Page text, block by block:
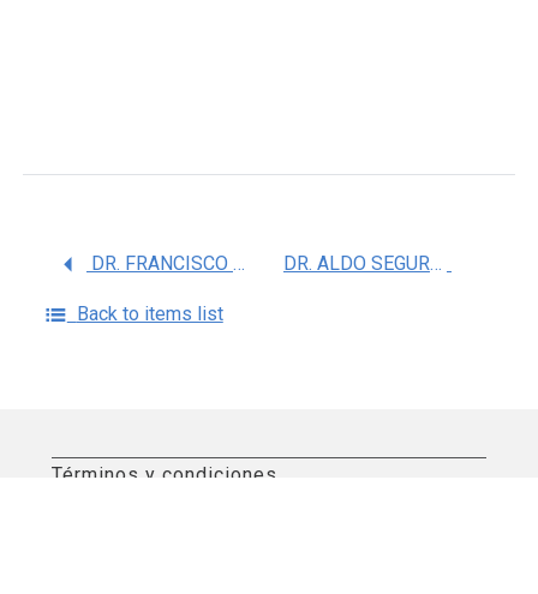
DR. FRANCISCO JAVIER BOLAÃ‘OS JIMENEZ DR. ALDO SEGURA CABRERA
Back to items list
Términos y condiciones